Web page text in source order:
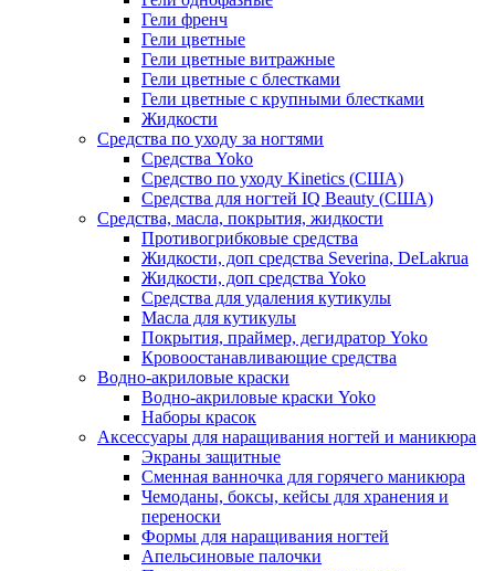
Гели френч
Гели цветные
Гели цветные витражные
Гели цветные с блестками
Гели цветные с крупными блестками
Жидкости
Средства по уходу за ногтями
Средства Yoko
Средство по уходу Kinetics (США)
Средства для ногтей IQ Beauty (США)
Средства, масла, покрытия, жидкости
Противогрибковые средства
Жидкости, доп средства Severina, DeLakrua
Жидкости, доп средства Yoko
Средства для удаления кутикулы
Масла для кутикулы
Покрытия, праймер, дегидратор Yoko
Кровоостанавливающие средства
Водно-акриловые краски
Водно-акриловые краски Yoko
Наборы красок
Аксессуары для наращивания ногтей и маникюра
Экраны защитные
Сменная ванночка для горячего маникюра
Чемоданы, боксы, кейсы для хранения и
переноски
Формы для наращивания ногтей
Апельсиновые палочки